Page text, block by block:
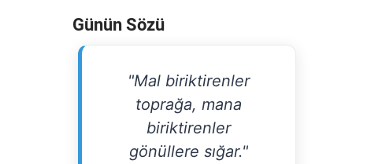
Günün Sözü
"Mal biriktirenler
toprağa, mana
biriktirenler
gönüllere sığar."